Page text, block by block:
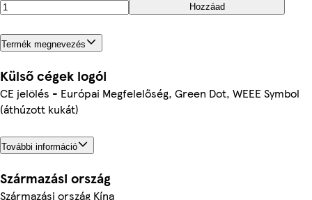
Hozzáad
Termék megnevezés
Külső cégek logói
CE jelölés - Európai Megfelelőség, Green Dot, WEEE Symbol
(áthúzott kukát)
További információ
Származási ország
Származási ország Kína